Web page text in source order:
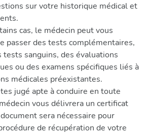
sur votre historique médical et
cas, le médecin peut vous
passer des tests complémentaires,
tests sanguins, des évaluations
ou des examens spécifiques liés à
médicales préexistantes.
jugé apte à conduire en toute
vous délivrera un certificat
sera nécessaire pour
de récupération de votre